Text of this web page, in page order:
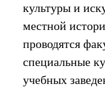
культуры и
местной
проводятся
специальные
учебных